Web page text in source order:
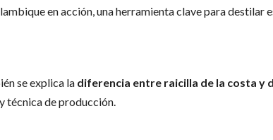
en acción, una herramienta clave para destilar
se explica la diferencia entre raicilla de la costa y
técnica de producción.